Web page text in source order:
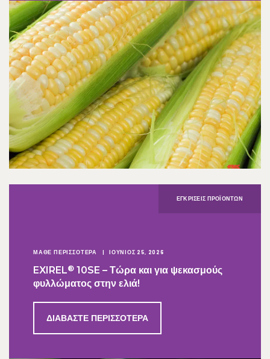
ΕΓΚΡΊΣΕΙΣ ΠΡΟΪΌΝΤΩΝ​
ΜΑΘΕ ΠΕΡΙΣΣΟΤΕΡΑ ΙΟΎΝΙΟΣ 25, 2026
EXIREL® 10SE – Τώρα και για ψεκασμούς
φυλλώματος στην ελιά!
ΔΙΑΒΆΣΤΕ ΠΕΡΙΣΣΌΤΕΡΑ